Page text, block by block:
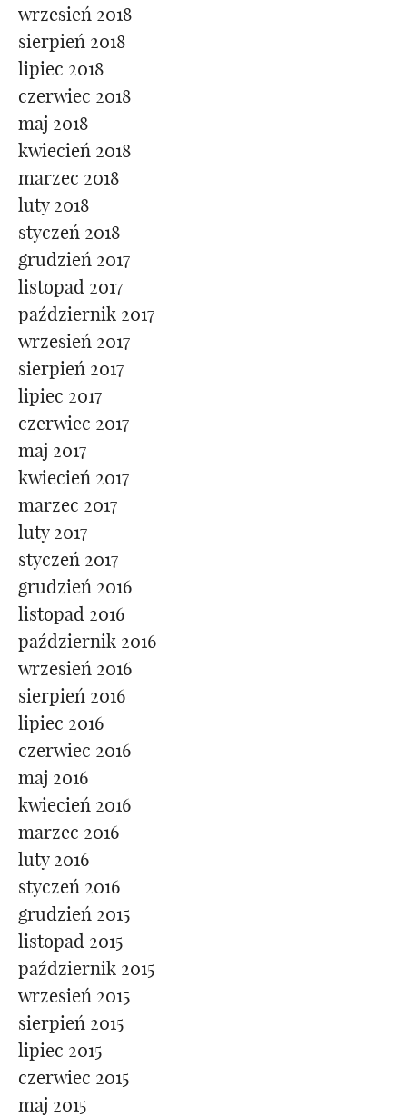
wrzesień 2018
sierpień 2018
lipiec 2018
czerwiec 2018
maj 2018
kwiecień 2018
marzec 2018
luty 2018
styczeń 2018
grudzień 2017
listopad 2017
październik 2017
wrzesień 2017
sierpień 2017
lipiec 2017
czerwiec 2017
maj 2017
kwiecień 2017
marzec 2017
luty 2017
styczeń 2017
grudzień 2016
listopad 2016
październik 2016
wrzesień 2016
sierpień 2016
lipiec 2016
czerwiec 2016
maj 2016
kwiecień 2016
marzec 2016
luty 2016
styczeń 2016
grudzień 2015
listopad 2015
październik 2015
wrzesień 2015
sierpień 2015
lipiec 2015
czerwiec 2015
maj 2015